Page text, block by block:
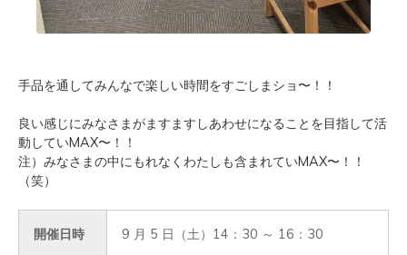
手品を通してみんなで楽しい時間をすごしまショ〜！！
良い感じにみなさまがますますしあわせになることを目指して活
動していMAX〜！！
注）みなさまの中にもれなくわたしも含まれていMAX〜！！
（笑）
開催日時 9 月 5 日（土）14：30 ～ 16：30